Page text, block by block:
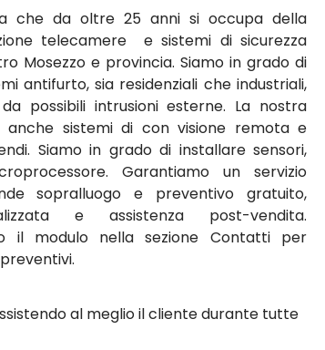
che da oltre 25 anni si occupa della
telecamere e sistemi di sicurezza
Mosezzo e provincia. Siamo in grado di
antifurto, sia residenziali che industriali,
possibili intrusioni esterne. La nostra
sistemi di con visione remota e
Siamo in grado di installare sensori,
Garantiamo un servizio
sopralluogo e preventivo gratuito,
e assistenza post-vendita.
il modulo nella sezione Contatti per
al meglio il cliente durante tutte